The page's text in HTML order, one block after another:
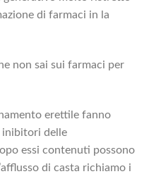
di farmaci in la
non sai sui farmaci per
erettile fanno
inibitori delle
essi contenuti possono
di casta richiamo i